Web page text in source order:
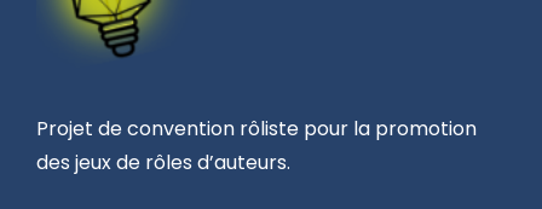
Projet de convention rôliste pour la promotion
des jeux de rôles d’auteurs.